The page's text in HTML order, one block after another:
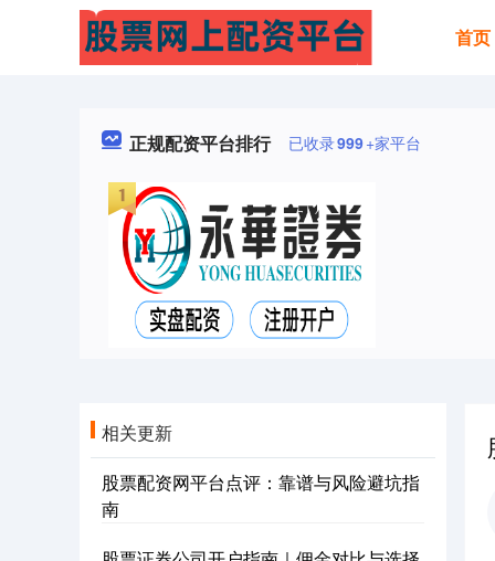
首页
正规配资平台排行 已收录999+家平台
相关更新
股票配资网平台点评：靠谱与风险避坑指
南